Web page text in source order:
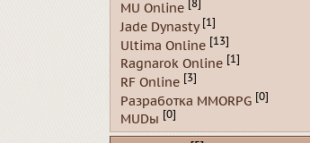
MU Online [8]
Jade Dynasty [1]
Ultima Online [13]
Ragnarok Online [1]
RF Online [3]
Разработка MMORPG [0]
MUDы [0]